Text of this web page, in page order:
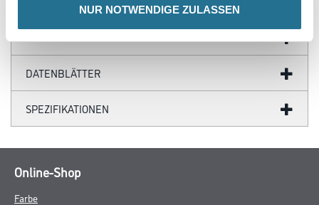
NUR NOTWENDIGE ZULASSEN
DATENBLÄTTER
SPEZIFIKATIONEN
Online-Shop
Farbe